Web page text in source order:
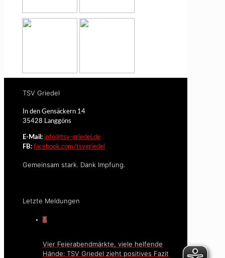
TSV Griedel
In den Gensäckern 14
35428 Langgöns
E-Mail: info@tsv-griedel.de
FB: facebook.com/tsvgriedel
Gemeinsam stark. Dank Impfung.
Letzte Meldungen
0
Vier Feierabendmärkte, viele helfende
Hände: TSV Griedel zieht positives Fazit